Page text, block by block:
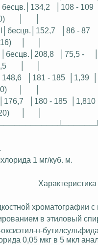
│108 - 109
│86 - 87
│бесцв.│208,8 │75,5 -
│181 - 185 │1,39
│180 - 185
│1,810 │
1 мг/куб. м.
хроматографии
в этиловый
н-
0,05 мкг в 5 мкл